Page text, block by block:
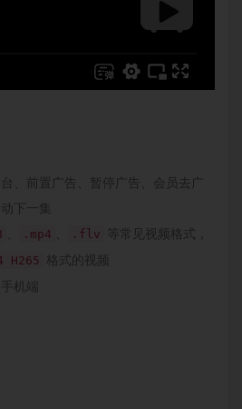
、前置广告、暂停广告、会员去广
下一集
.mp4 .flv
等常见视频格式，
H265
格式的视频
机端